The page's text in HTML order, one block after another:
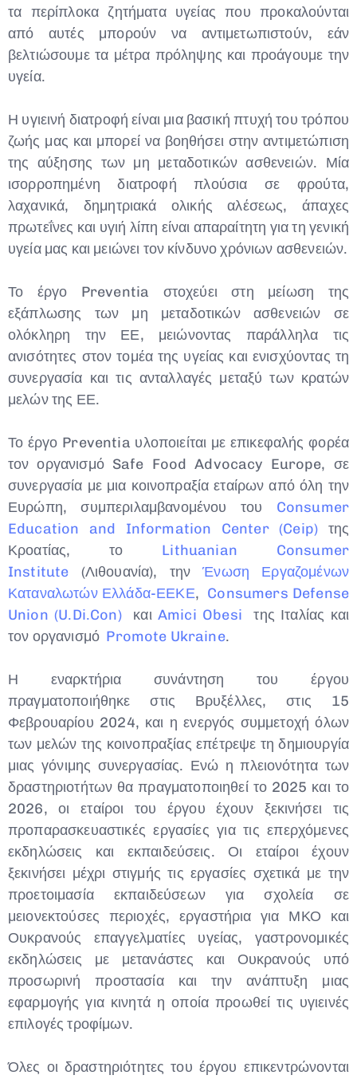
τα περίπλοκα ζητήματα υγείας που προκαλούνται
από αυτές μπορούν να αντιμετωπιστούν, εάν
βελτιώσουμε τα μέτρα πρόληψης και προάγουμε την
υγεία.
Η υγιεινή διατροφή είναι μια βασική πτυχή του τρόπου
ζωής μας και μπορεί να βοηθήσει στην αντιμετώπιση
της αύξησης των μη μεταδοτικών ασθενειών. Μία
ισορροπημένη διατροφή πλούσια σε φρούτα,
λαχανικά, δημητριακά ολικής αλέσεως, άπαχες
πρωτεΐνες και υγιή λίπη είναι απαραίτητη για τη γενική
υγεία μας και μειώνει τον κίνδυνο χρόνιων ασθενειών.
Το έργο Preventia στοχεύει στη μείωση της
εξάπλωσης των μη μεταδοτικών ασθενειών σε
ολόκληρη την ΕΕ, μειώνοντας παράλληλα τις
ανισότητες στον τομέα της υγείας και ενισχύοντας τη
συνεργασία και τις ανταλλαγές μεταξύ των κρατών
μελών της ΕΕ.
Το έργο Preventia υλοποιείται με επικεφαλής φορέα
τον οργανισμό Safe Food Advocacy Europe, σε
συνεργασία με μια κοινοπραξία εταίρων από όλη την
Ευρώπη, συμπεριλαμβανομένου του Consumer
Education and Information Center (Ceip) της
Κροατίας, το Lithuanian Consumer
Institute (Λιθουανία), τηνΈνωση Εργαζομένων
Καταναλωτών Ελλάδα-ΕΕΚΕ, Consumers Defense
Union (U.Di.Con)και Amici Obesi της Ιταλίας και
τον οργανισμό Promote Ukraine.
Η εναρκτήρια συνάντηση του έργου
πραγματοποιήθηκε στις Βρυξέλλες, στις 15
Φεβρουαρίου 2024, και η ενεργός συμμετοχή όλων
των μελών της κοινοπραξίας επέτρεψε τη δημιουργία
μιας γόνιμης συνεργασίας. Ενώ η πλειονότητα των
δραστηριοτήτων θα πραγματοποιηθεί το 2025 και το
2026, οι εταίροι του έργου έχουν ξεκινήσει τις
προπαρασκευαστικές εργασίες για τις επερχόμενες
εκδηλώσεις και εκπαιδεύσεις. Οι εταίροι έχουν
ξεκινήσει μέχρι στιγμής τις εργασίες σχετικά με την
προετοιμασία εκπαιδεύσεων για σχολεία σε
μειονεκτούσες περιοχές, εργαστήρια για ΜΚΟ και
Ουκρανούς επαγγελματίες υγείας, γαστρονομικές
εκδηλώσεις με μετανάστες και Ουκρανούς υπό
προσωρινή προστασία και την ανάπτυξη μιας
εφαρμογής για κινητά η οποία προωθεί τις υγιεινές
επιλογές τροφίμων.
Όλες οι δραστηριότητες του έργου επικεντρώνονται